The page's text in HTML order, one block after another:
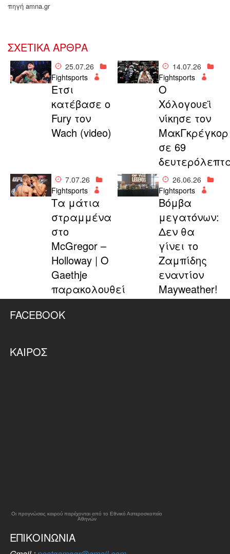
πηγή amna.gr
ΣΧΕΤΙΚΑ ΑΡΘΡΑ
25.07.26
Fightsports
Ετσι
κατέβασε ο
Fury τον
Wach (video)
14.07.26
Fightsports
Ο
Χόλογουεϊ
νίκησε τον
ΜακΓκρέγκορ
σε 69
7.07.26
Fightsports
Τα μάτια
στραμμένα
στο
McGregor –
Holloway | Ο
Gaethje
παρακολουθεί
26.06.26
Fightsports
Βόμβα
μεγατόνων:
Δεν θα
γίνει το
Ζαμπίδης
εναντίον
Mayweather!
FACEBOOK
ΚΑΙΡΌΣ
Οι προγνώσεις καιρού παρέχονται από το Εθνικό Αστεροσκοπείο
Αθηνών
ΕΠΙΚΟΙΝΩΝΊΑ